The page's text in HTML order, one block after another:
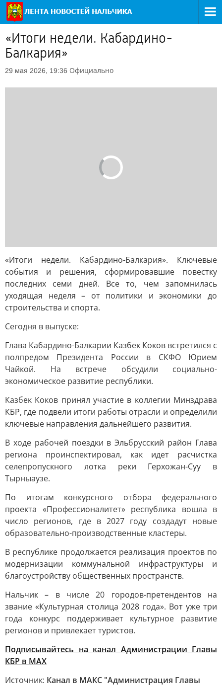
«Итоги недели. Кабардино-
Балкария»
29 мая 2026, 19:36 Официально
«Итоги недели. Кабардино-Балкария». Ключевые
события и решения, сформировавшие повестку
последних семи дней. Все то, чем запомнилась
уходящая неделя – от политики и экономики до
строительства и спорта.
Сегодня в выпуске:
Глава Кабардино-Балкарии Казбек Коков встретился с
полпредом Президента России в СКФО Юрием
Чайкой. На встрече обсудили социально-
экономическое развитие республики.
Казбек Коков принял участие в коллегии Минздрава
КБР, где подвели итоги работы отрасли и определили
ключевые направления дальнейшего развития.
В ходе рабочей поездки в Эльбрусский район Глава
региона проинспектировал, как идет расчистка
селепропускного лотка реки Герхожан-Суу в
Тырныаузе.
По итогам конкурсного отбора федерального
проекта «Профессионалитет» республика вошла в
число регионов, где в 2027 году создадут новые
образовательно-производственные кластеры.
В республике продолжается реализация проектов по
модернизации коммунальной инфраструктуры и
благоустройству общественных пространств.
Нальчик – в числе 20 городов-претендентов на
звание «Культурная столица 2028 года». Вот уже три
года конкурс поддерживает культурное развитие
регионов и привлекает туристов.
Подписывайтесь на канал Администрации Главы
КБР в МАХ
Источник: Канал в МАКС "Администрация Главы